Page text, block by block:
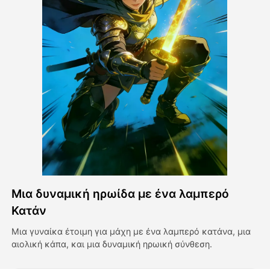
Βίντεο του Avatar
Βίντεο
Φωτογραφία
Άλλα Μέσα
Δείτε όλα τα πρότυπα
Γκαλερί
Blog
Μια δυναμική ηρωίδα με ένα λαμπερό
Κατάν
Μια γυναίκα έτοιμη για μάχη με ένα λαμπερό κατάνα, μια
αιολική κάπα, και μια δυναμική ηρωική σύνθεση.